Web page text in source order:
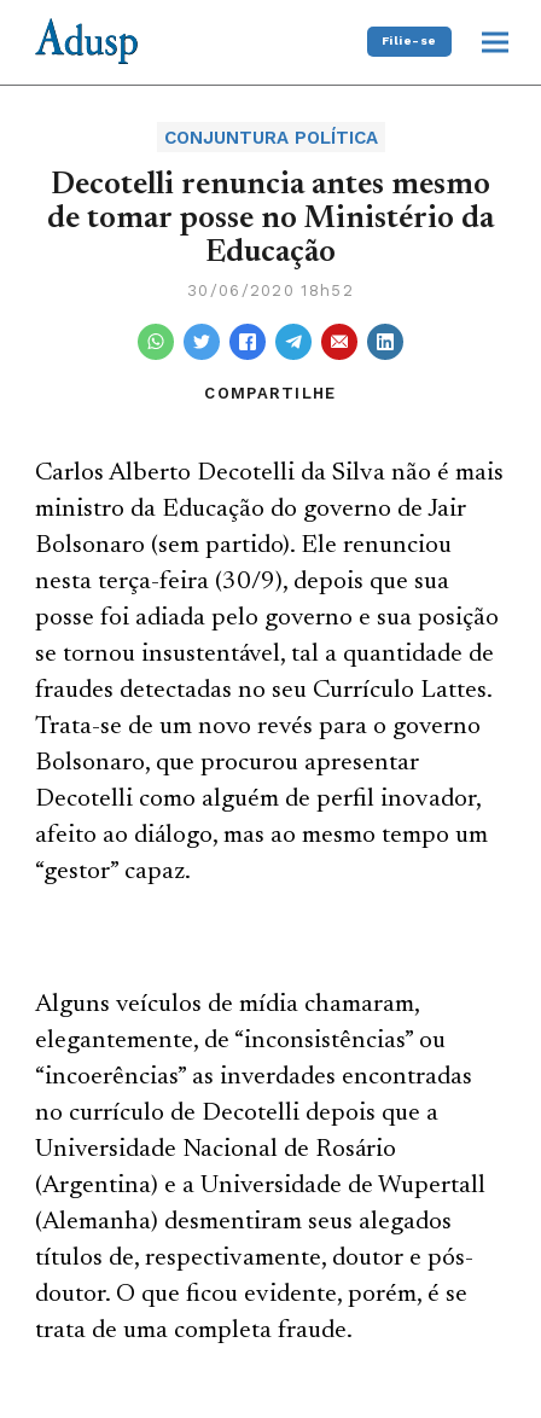
Filie-se
CONJUNTURA POLÍTICA
Decotelli renuncia antes mesmo
de tomar posse no Ministério da
Educação
30/06/2020 18h52
COMPARTILHE
Carlos Alberto Decotelli da Silva não é mais
ministro da Educação do governo de Jair
Bolsonaro (sem partido). Ele renunciou
nesta terça-feira (30/9), depois que sua
posse foi adiada pelo governo e sua posição
se tornou insustentável, tal a quantidade de
fraudes detectadas no seu Currículo Lattes.
Trata-se de um novo revés para o governo
Bolsonaro, que procurou apresentar
Decotelli como alguém de perfil inovador,
afeito ao diálogo, mas ao mesmo tempo um
“gestor” capaz.
Alguns veículos de mídia chamaram,
elegantemente, de “inconsistências” ou
“incoerências” as inverdades encontradas
no currículo de Decotelli depois que a
Universidade Nacional de Rosário
(Argentina) e a Universidade de Wupertall
(Alemanha) desmentiram seus alegados
títulos de, respectivamente, doutor e pós-
doutor. O que ficou evidente, porém, é se
trata de uma completa fraude.